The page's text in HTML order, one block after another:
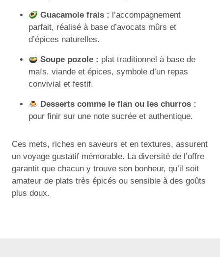
Guacamole frais : l’accompagnement
parfait, réalisé à base d’avocats mûrs et
d’épices naturelles.
Soupe pozole : plat traditionnel à base de
maïs, viande et épices, symbole d’un repas
convivial et festif.
Desserts comme le flan ou les churros :
pour finir sur une note sucrée et authentique.
Ces mets, riches en saveurs et en textures, assurent
un voyage gustatif mémorable. La diversité de l’offre
garantit que chacun y trouve son bonheur, qu’il soit
amateur de plats très épicés ou sensible à des goûts
plus doux.